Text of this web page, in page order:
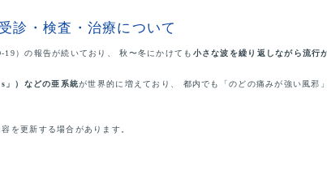
診・検査・治療について
）の報告が続いており、 秋〜冬にかけても 小さな波を繰り返しながら流行
」）などの亜系統が世界的に増えており、 都内でも「のどの痛みが強い風邪
を更新する場合があります。